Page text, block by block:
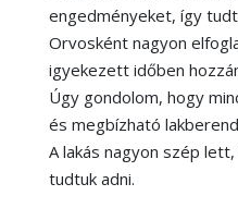
engedményeket, így
Orvosként nagyon
igyekezett időben
Úgy gondolom, hogy
és megbízható
A lakás nagyon szép
tudtuk adni.